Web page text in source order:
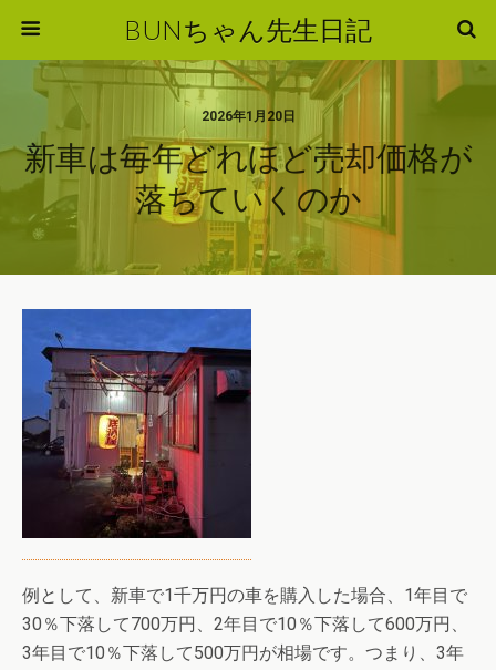
BUNちゃん先生日記
2026年1月20日
新車は毎年どれほど売却価格が
落ちていくのか
例として、新車で1千万円の車を購入した場合、1年目で
30％下落して700万円、2年目で10％下落して600万円、
3年目で10％下落して500万円が相場です。つまり、3年